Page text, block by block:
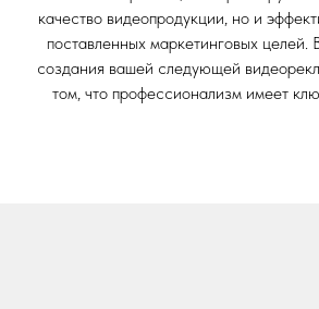
качество видеопродукции, но и
поставленных маркетинговых целей.
создания вашей следующей
том, что профессионализм имеет